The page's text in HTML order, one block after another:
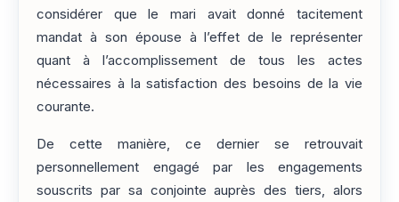
considérer que le mari avait donné tacitement
mandat à son épouse à l’effet de le représenter
quant à l’accomplissement de tous les actes
nécessaires à la satisfaction des besoins de la vie
courante.
De cette manière, ce dernier se retrouvait
personnellement engagé par les engagements
souscrits par sa conjointe auprès des tiers, alors